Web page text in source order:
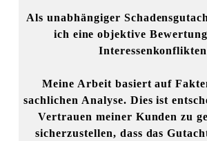
Als unabhängiger
ich eine objektive
Meine Arbeit basiert auf
sachlichen Analyse. Dies ist
Vertrauen meiner Kunden zu
sicherzustellen, dass das